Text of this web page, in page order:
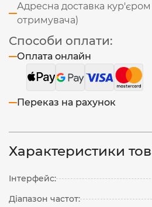
Адресна доставка кур'єром
отримувача)
Способи оплати:
Оплата онлайн
Переказ на рахунок
Характеристики
Інтерфейс:
Діапазон частот: